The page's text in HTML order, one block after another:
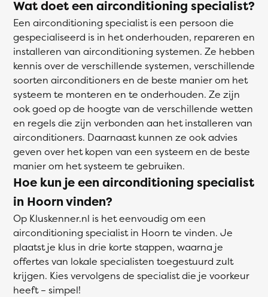
Wat doet een airconditioning specialist?
Een airconditioning specialist is een persoon die
gespecialiseerd is in het onderhouden, repareren en
installeren van airconditioning systemen. Ze hebben
kennis over de verschillende systemen, verschillende
soorten airconditioners en de beste manier om het
systeem te monteren en te onderhouden. Ze zijn
ook goed op de hoogte van de verschillende wetten
en regels die zijn verbonden aan het installeren van
airconditioners. Daarnaast kunnen ze ook advies
geven over het kopen van een systeem en de beste
manier om het systeem te gebruiken.
Hoe kun je een airconditioning specialist
in Hoorn vinden?
Op Kluskenner.nl is het eenvoudig om een
airconditioning specialist in Hoorn te vinden. Je
plaatst je klus in drie korte stappen, waarna je
offertes van lokale specialisten toegestuurd zult
krijgen. Kies vervolgens de specialist die je voorkeur
heeft – simpel!